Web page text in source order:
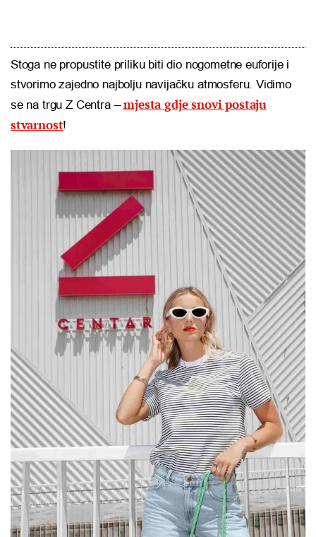
Stoga ne propustite priliku biti dio nogometne euforije i
stvorimo zajedno najbolju navijačku atmosferu. Vidimo
se na trgu Z Centra –mjesta gdje snovi postaju
stvarnost!